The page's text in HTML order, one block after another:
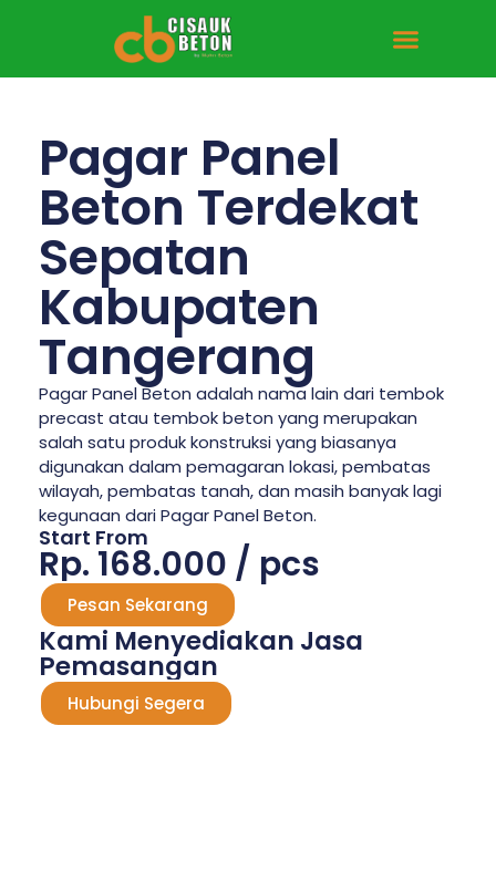
Pagar Panel
Beton Terdekat
Sepatan
Kabupaten
Tangerang
Pagar Panel Beton adalah nama lain dari tembok
precast atau tembok beton yang merupakan
salah satu produk konstruksi yang biasanya
digunakan dalam pemagaran lokasi, pembatas
wilayah, pembatas tanah, dan masih banyak lagi
kegunaan dari Pagar Panel Beton.
Start From
Rp. 168.000 / pcs
Pesan Sekarang
Kami Menyediakan Jasa
Pemasangan
Hubungi Segera